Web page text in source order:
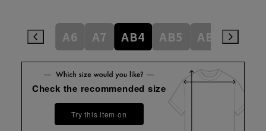
A5 A6 A7 AB4 AB5 AB6
Check the recommended size
Try this item on